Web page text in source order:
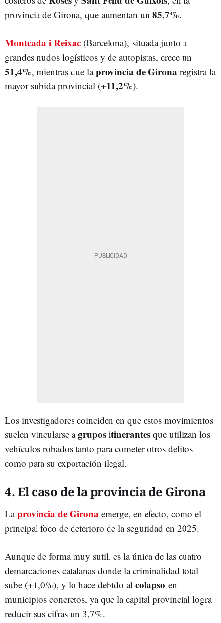
provincia de Girona, que aumentan un 85,7%.
Montcada i Reixac (Barcelona), situada junto a
grandes nudos logísticos y de autopistas, crece un
51,4%, mientras que laprovincia de Girona registra la
mayor subida provincial (+11,2%).
Los investigadores coinciden en que estos movimientos
suelen vincularse agrupos itinerantes que utilizan los
vehículos robados tanto para cometer otros delitos
como para su exportación ilegal.
4. El caso de la provincia de Girona
Laprovincia de Girona emerge, en efecto, como el
principal foco de deterioro de la seguridad en 2025.
Aunque de forma muy sutil, es la única de las cuatro
demarcaciones catalanas donde la criminalidad total
sube (+1,0%), y lo hace debido al colapso en
municipios concretos, ya que la capital provincial logra
reducir sus cifras un 3,7%.